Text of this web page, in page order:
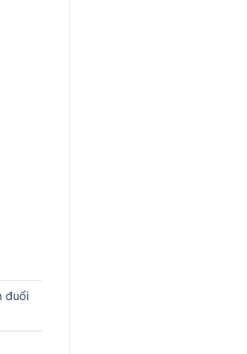
đuổi